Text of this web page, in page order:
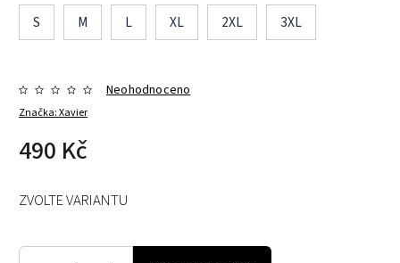
S M L XL 2XL 3XL
Značka:Xavier
Neohodnoceno
490 Kč
ZVOLTE VARIANTU